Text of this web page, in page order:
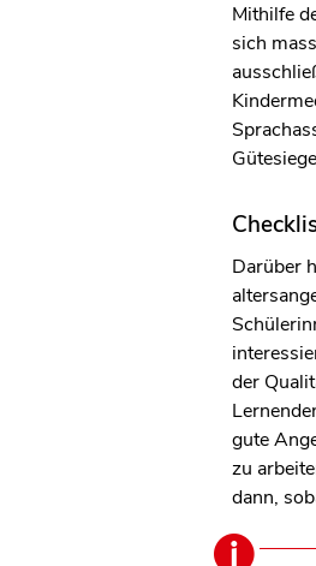
Mithilfe
sich
Darüber
der
gute
zu
dann,